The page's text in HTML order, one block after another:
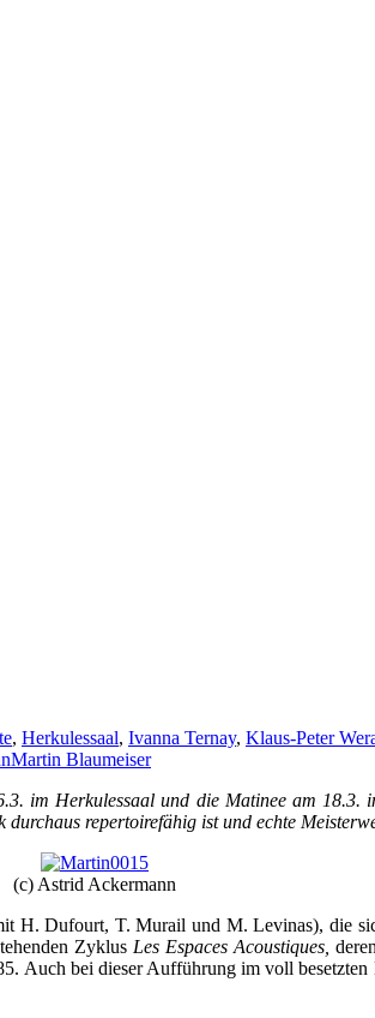
, Herkulessaal, Ivanna Ternay, Klaus-Peter
Martin Blaumeiser
im Herkulessaal und die Matinee am
repertoirefähig ist und echte
(c) Astrid Ackermann
H. Dufourt, T. Murail und M. Levinas), die
Zyklus Les Espaces Acoustiques,
Auch bei dieser Aufführung im voll